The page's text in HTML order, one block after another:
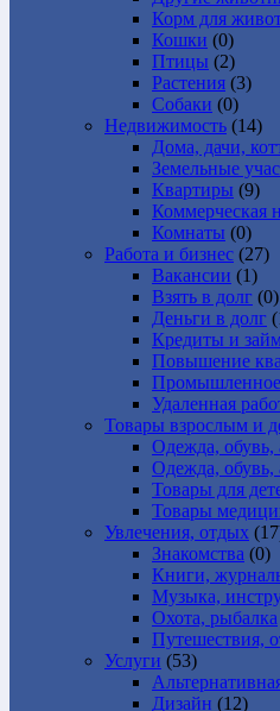
Корм для
Кошки (0)
Птицы (2)
Растения (3)
Собаки (0)
Недвижимость (14)
Дома, дачи,
Земельные
Квартиры (9)
Коммерческая
Комнаты (0)
Работа и бизнес (27)
Вакансии (1)
Взять в долг (0)
Деньги в долг
Кредиты и
Повышение
Промышленное
Удаленная
Товары взрослым и
Одежда, обувь,
Одежда, обувь,
Товары для
Товары
Увлечения, отдых
Знакомства (0)
Книги,
Музыка,
Охота, рыбалка
Путешествия,
Услуги (53)
Дизайн (12)